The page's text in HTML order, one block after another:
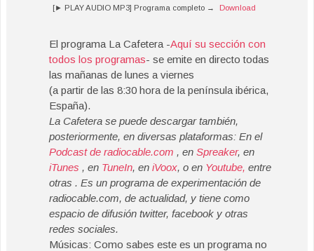
[► PLAY AUDIO MP3] Programa completo → Download
El programa La Cafetera -Aquí su sección con
todos los programas- se emite en directo todas
las mañanas de lunes a viernes
(a partir de las 8:30 hora de la península ibérica,
España).
La Cafetera se puede descargar también,
posteriormente, en diversas plataformas: En el
Podcast de radiocable.com , en Spreaker, en
iTunes , en TuneIn, en iVoox, o en Youtube, entre
otras . Es un programa de experimentación de
radiocable.com, de actualidad, y tiene como
espacio de difusión twitter, facebook y otras
redes sociales.
Músicas: Como sabes este es un programa no